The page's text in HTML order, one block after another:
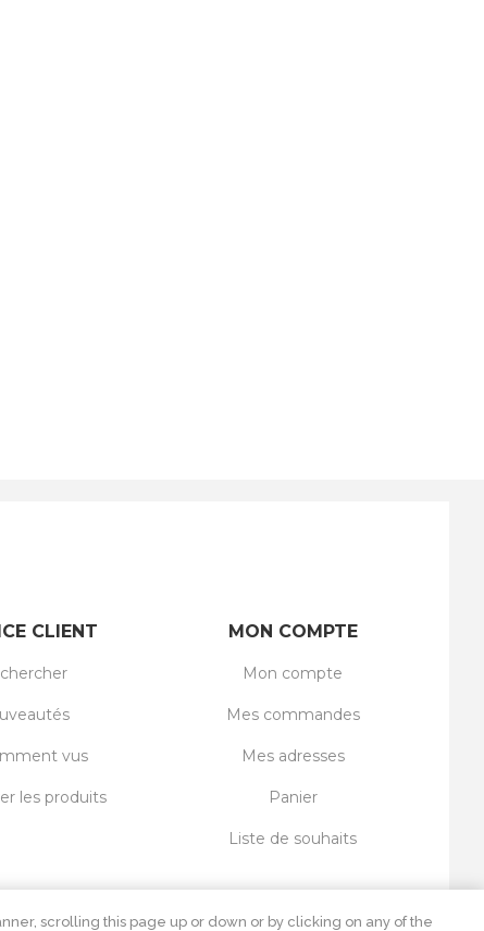
MON COMPTE
Mon compte
Mes commandes
Mes adresses
Panier
Liste de souhaits
CLIENT
vus
les produits
scrolling this page up or down or by clicking on any of the